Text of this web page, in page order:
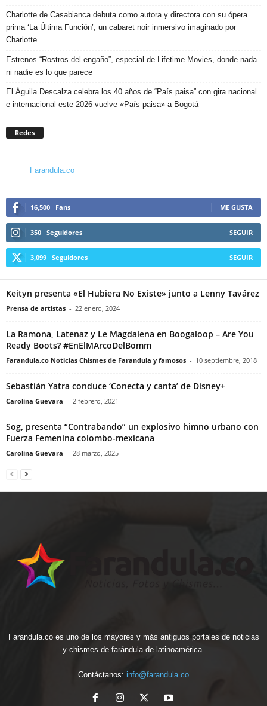
Charlotte de Casabianca debuta como autora y directora con su ópera
prima ‘La Última Función’, un cabaret noir inmersivo imaginado por
Charlotte
Estrenos “Rostros del engaño”, especial de Lifetime Movies, donde nada
ni nadie es lo que parece
El Águila Descalza celebra los 40 años de “País paisa” con gira nacional
e internacional este 2026 vuelve «País paisa» a Bogotá
Redes
Farandula.co
16,500 Fans ME GUSTA
350 Seguidores SEGUIR
3,099 Seguidores SEGUIR
Keityn presenta «El Hubiera No Existe» junto a Lenny Tavárez
Prensa de artistas - 22 enero, 2024
La Ramona, Latenaz y Le Magdalena en Boogaloop – Are You
Ready Boots? #EnElMArcoDelBomm
Farandula.co Noticias Chismes de Farandula y famosos - 10 septiembre, 2018
Sebastián Yatra conduce ‘Conecta y canta’ de Disney+
Carolina Guevara - 2 febrero, 2021
Sog, presenta “Contrabando” un explosivo himno urbano con
Fuerza Femenina colombo-mexicana
Carolina Guevara - 28 marzo, 2025
Farandula.co es uno de los mayores y más antiguos portales de noticias
y chismes de farándula de latinoamérica.
Contáctanos: info@farandula.co